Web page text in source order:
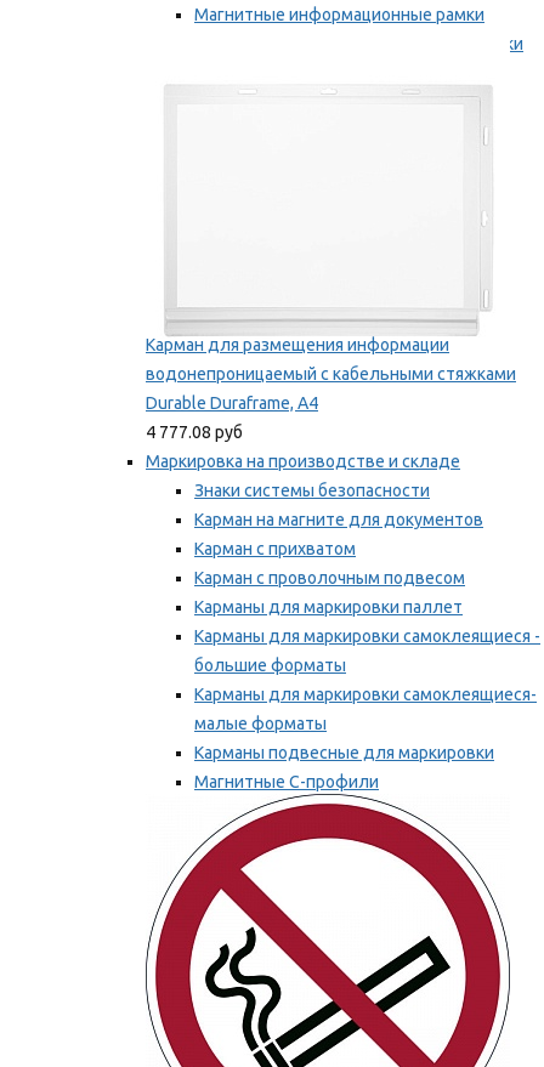
Магнитные информационные рамки
Самоклеящиеся информационные рамки
Карман для размещения информации
водонепроницаемый с кабельными стяжками
Durable Duraframe, А4
4 777.08 руб
Маркировка на производстве и складе
Знаки системы безопасности
Карман на магните для документов
Карман с прихватом
Карман с проволочным подвесом
Карманы для маркировки паллет
Карманы для маркировки самоклеящиеся -
большие форматы
Карманы для маркировки самоклеящиеся-
малые форматы
Карманы подвесные для маркировки
Магнитные С-профили
Напольная маркировка
Мы рекомендуем